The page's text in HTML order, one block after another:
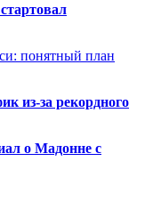
понятный план
из-за рекордного
о Мадонне с